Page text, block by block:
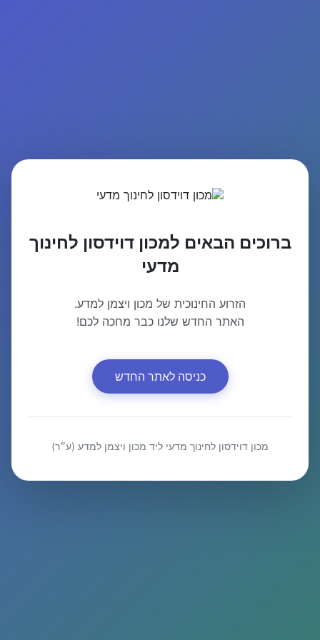
ברוכים הבאים למכון דוידסון לחינוך
מדעי
הזרוע החינוכית של מכון ויצמן למדע.
האתר החדש שלנו כבר מחכה לכם!
כניסה לאתר החדש
מכון דוידסון לחינוך מדעי ליד מכון ויצמן למדע (ע״ר)